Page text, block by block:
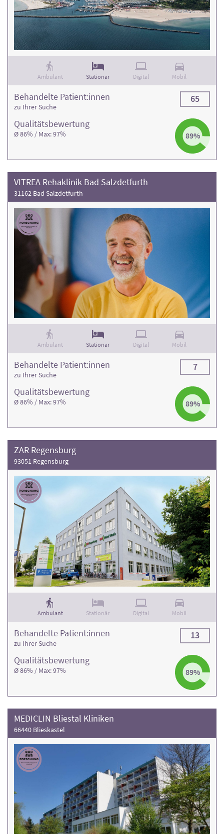
Ambulant Stationär Digital Mobil
Qualitäts­bewertung
Ø 86% / Max: 97% 89%
Behandelte Patient:innen
zu Ihrer Suche
65
VITREA Rehaklinik Bad Salzdetfurth
31162 Bad Salzdetfurth
Ambulant Stationär Digital Mobil
Qualitäts­bewertung
Ø 86% / Max: 97% 89%
Behandelte Patient:innen
zu Ihrer Suche
7
ZAR Regensburg
93051 Regensburg
Ambulant Stationär Digital Mobil
Qualitäts­bewertung
Ø 86% / Max: 97% 89%
Behandelte Patient:innen
zu Ihrer Suche
13
MEDICLIN Bliestal Kliniken
66440 Blieskastel